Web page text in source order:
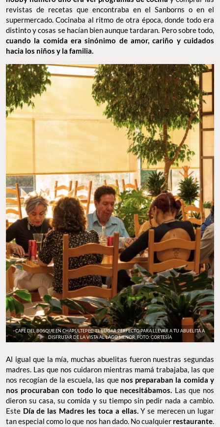
revistas de recetas que encontraba en el Sanborns o en el
supermercado. Cocinaba al ritmo de otra época, donde todo era
distinto y cosas se hacían bien aunque tardaran. Pero sobre todo,
cuando la comida era sinónimo de amor, cariño y cuidados
hacia los niños y la familia.
CAFÉ DEL BOSQUE EN CHAPULTEPEC: EL LUGAR PERFECTO PARA LLEVAR A TU ABUELITA A
DISFRUTAR DE LA VISTA AL LAGO MENOR. FOTO: CORTESÍA
Al igual que la mía, muchas abuelitas fueron nuestras segundas
madres. Las que nos cuidaron mientras mamá trabajaba, las que
nos recogían de la escuela, las que nos preparaban la comida y
nos procuraban con todo lo que necesitábamos. Las que nos
dieron su casa, su comida y su tiempo sin pedir nada a cambio.
Este Día de las Madres les toca a ellas.Y se merecen un lugar
tan especial como lo que nos han dado. No cualquier restaurante.